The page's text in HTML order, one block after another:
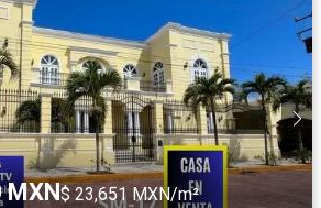
$ 23,651 MXN/m²